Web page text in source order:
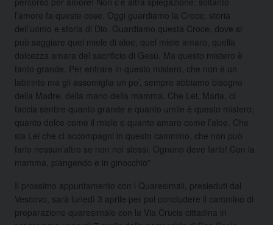
l’amore fa queste cose. Oggi guardiamo la Croce, storia
dell’uomo e storia di Dio. Guardiamo questa Croce, dove si
può saggiare quel miele di aloe, quel miele amaro, quella
dolcezza amara del sacrificio di Gesù. Ma questo mistero è
tanto grande. Per entrare in questo mistero, che non è un
labirinto ma gli assomiglia un po’, sempre abbiamo bisogno
della Madre, della mano della mamma. Che Lei, Maria, ci
faccia sentire quanto grande e quanto umile è questo mistero;
quanto dolce come il miele e quanto amaro come l’aloe. Che
sia Lei che ci accompagni in questo cammino, che non può
farlo nessun’altro se non noi stessi. Ognuno deve farlo! Con la
mamma, piangendo e in ginocchio”
Il prossimo appuntamento con i Quaresimali, presieduti dal
Vescovo, sarà lunedì 3 aprile per poi concludere il cammino di
preparazione quaresimale con la Via Crucis cittadina in